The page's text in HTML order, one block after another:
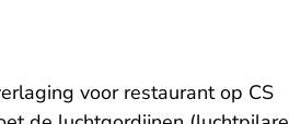
voor restaurant op CS